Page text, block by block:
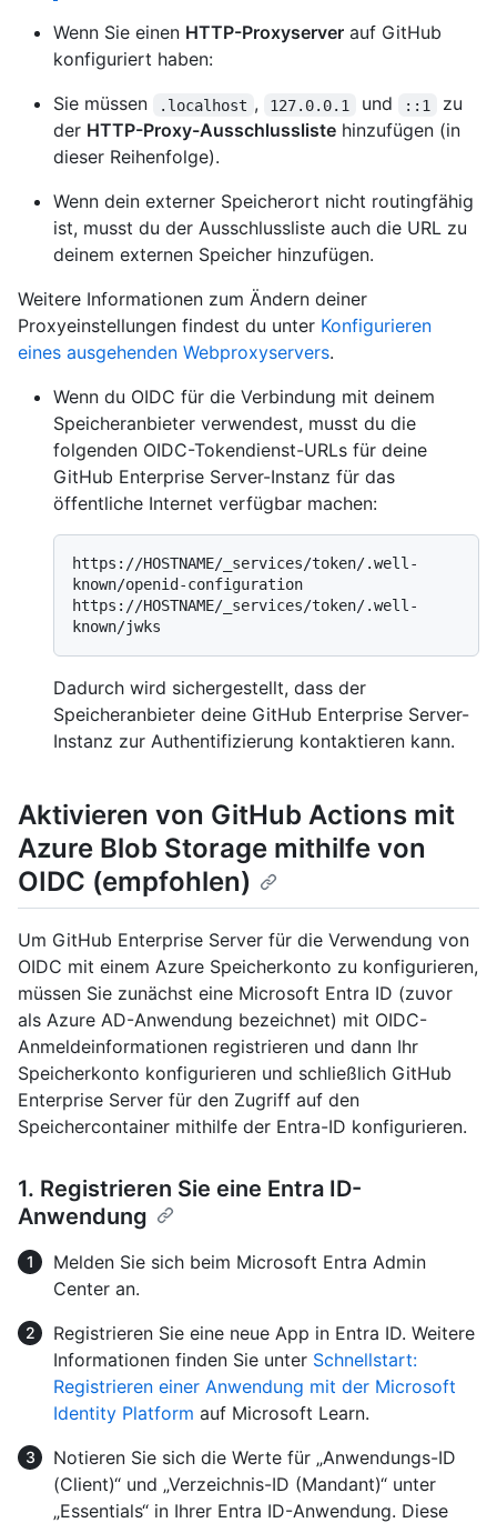
Wenn Sie einen HTTP-Proxyserver auf GitHub
konfiguriert haben:
Sie müssen
.localhost , 127.0.0.1 und ::1
zu
der HTTP-Proxy-Ausschlussliste hinzufügen (in
dieser Reihenfolge).
Wenn dein externer Speicherort nicht routingfähig
ist, musst du der Ausschlussliste auch die URL zu
deinem externen Speicher hinzufügen.
Weitere Informationen zum Ändern deiner
Proxyeinstellungen findest du unter Konfigurieren
eines ausgehenden Webproxyservers.
Wenn du OIDC für die Verbindung mit deinem
Speicheranbieter verwendest, musst du die
folgenden OIDC-Tokendienst-URLs für deine
GitHub Enterprise Server-Instanz für das
öffentliche Internet verfügbar machen:
https://HOSTNAME/_services/token/.well-
known/openid-configuration
https://HOSTNAME/_services/token/.well-
Dadurch wird sichergestellt, dass der
Speicheranbieter deine GitHub Enterprise Server-
Instanz zur Authentifizierung kontaktieren kann.
Aktivieren von GitHub Actions mit
Azure Blob Storage mithilfe von
OIDC (empfohlen)
Um GitHub Enterprise Server für die Verwendung von
OIDC mit einem Azure Speicherkonto zu konfigurieren,
müssen Sie zunächst eine Microsoft Entra ID (zuvor
als Azure AD-Anwendung bezeichnet) mit OIDC-
Anmeldeinformationen registrieren und dann Ihr
Speicherkonto konfigurieren und schließlich GitHub
Enterprise Server für den Zugriff auf den
Speichercontainer mithilfe der Entra-ID konfigurieren.
1. Registrieren Sie eine Entra ID-
Anwendung
Melden Sie sich beim Microsoft Entra Admin
Center an.
Registrieren Sie eine neue App in Entra ID. Weitere
Informationen finden Sie unter Schnellstart:
Registrieren einer Anwendung mit der Microsoft
Identity Platform auf Microsoft Learn.
Notieren Sie sich die Werte für „Anwendungs-ID
(Client)“ und „Verzeichnis-ID (Mandant)“ unter
„Essentials“ in Ihrer Entra ID-Anwendung. Diese